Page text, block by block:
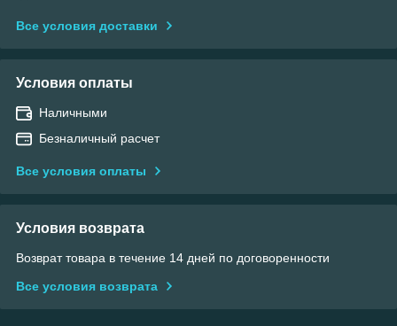
Все условия доставки
Условия оплаты
Наличными
Безналичный расчет
Все условия оплаты
Условия возврата
Возврат товара в течение 14 дней по договоренности
Все условия возврата